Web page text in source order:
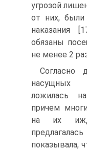
угрозой
от них,
наказания
обязаны
не менее 2
Согласно
насущных
ложилась
причем
на их
показывала,